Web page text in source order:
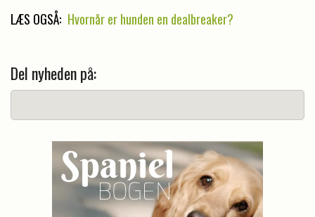
LÆS OGSÅ: Hvornår er hunden en dealbreaker?
Del nyheden på: